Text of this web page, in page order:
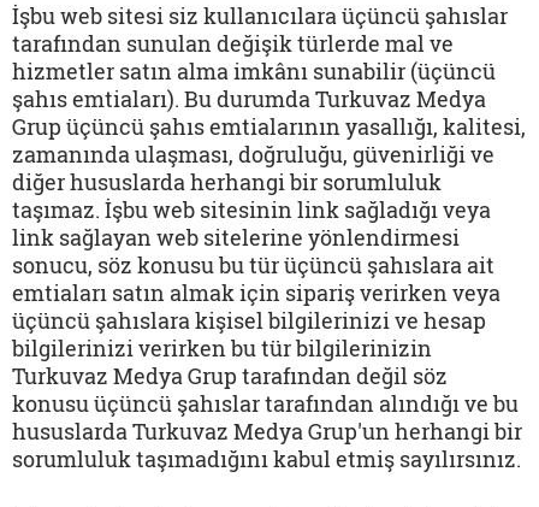
İşbu web sitesi siz kullanıcılara üçüncü şahıslar
tarafından sunulan değişik türlerde mal ve
hizmetler satın alma imkânı sunabilir (üçüncü
şahıs emtiaları). Bu durumda Turkuvaz Medya
Grup üçüncü şahıs emtialarının yasallığı, kalitesi,
zamanında ulaşması, doğruluğu, güvenirliği ve
diğer hususlarda herhangi bir sorumluluk
taşımaz. İşbu web sitesinin link sağladığı veya
link sağlayan web sitelerine yönlendirmesi
sonucu, söz konusu bu tür üçüncü şahıslara ait
emtiaları satın almak için sipariş verirken veya
üçüncü şahıslara kişisel bilgilerinizi ve hesap
bilgilerinizi verirken bu tür bilgilerinizin
Turkuvaz Medya Grup tarafından değil söz
konusu üçüncü şahıslar tarafından alındığı ve bu
hususlarda Turkuvaz Medya Grup'un herhangi bir
sorumluluk taşımadığını kabul etmiş sayılırsınız.